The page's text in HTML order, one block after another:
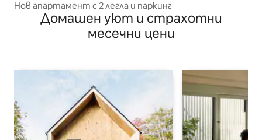
Нов апартамент с 2 легла и паркинг
Домашен уют и страхотни
месечни цени